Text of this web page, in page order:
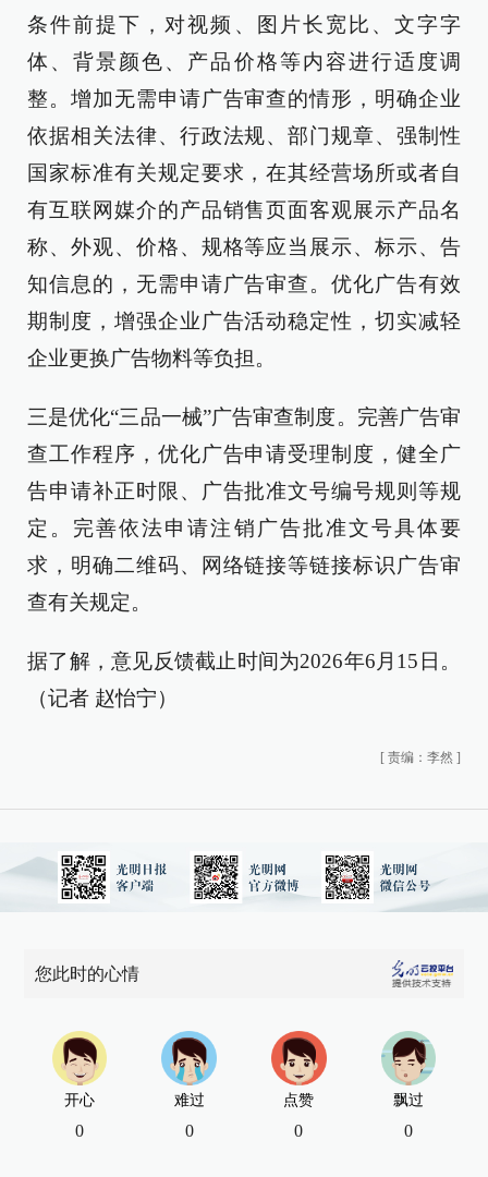
条件前提下，对视频、图片长宽比、文字字
体、背景颜色、产品价格等内容进行适度调
整。增加无需申请广告审查的情形，明确企业
依据相关法律、行政法规、部门规章、强制性
国家标准有关规定要求，在其经营场所或者自
有互联网媒介的产品销售页面客观展示产品名
称、外观、价格、规格等应当展示、标示、告
知信息的，无需申请广告审查。优化广告有效
期制度，增强企业广告活动稳定性，切实减轻
企业更换广告物料等负担。
三是优化“三品一械”广告审查制度。完善广告审
查工作程序，优化广告申请受理制度，健全广
告申请补正时限、广告批准文号编号规则等规
定。完善依法申请注销广告批准文号具体要
求，明确二维码、网络链接等链接标识广告审
查有关规定。
据了解，意见反馈截止时间为2026年6月15日。
（记者 赵怡宁）
[ 责编：李然 ]
您此时的心情
开心
0
难过
0
点赞
0
飘过
0